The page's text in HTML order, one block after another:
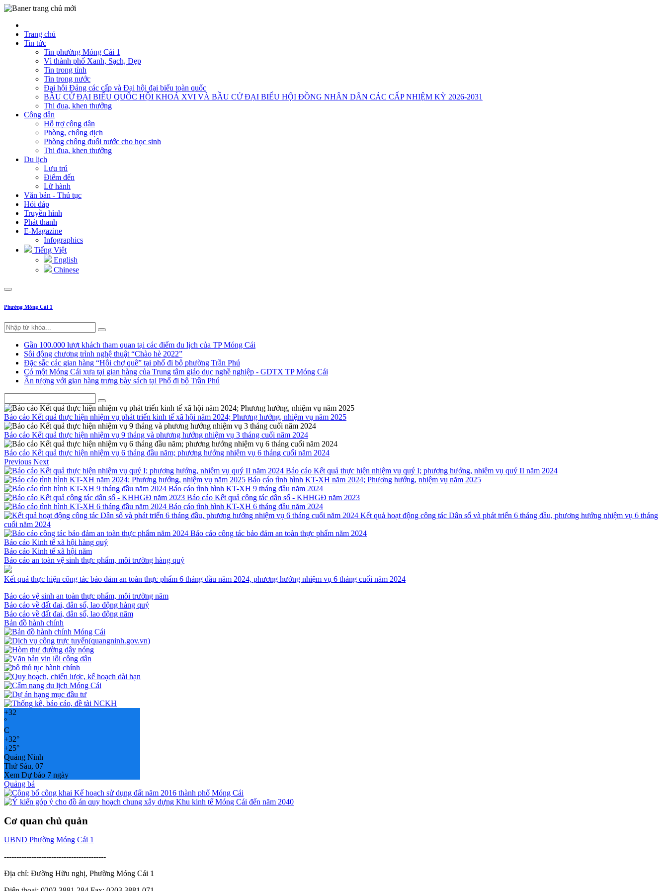
Trang chủ
Tin tức
Tin phường Móng Cái 1
Vì thành phố Xanh, Sạch, Đẹp
Tin trong tỉnh
Tin trong nước
Đại hội Đảng các cấp và Đại hội đại biểu toàn quốc
BẦU CỬ ĐẠI BIỂU QUỐC HỘI KHOÁ XVI VÀ BẦU CỬ ĐẠI BIỂU HỘI ĐỒNG NHÂN DÂN CÁC CẤP NHIỆM KỲ 2026-2031
Thi đua, khen thưởng
Công dân
Hỗ trợ công dân
Phòng, chống dịch
Phòng chống đuối nước cho học sinh
Thi đua, khen thưởng
Du lịch
Lưu trú
Điểm đến
Lữ hành
Văn bản - Thủ tục
Hỏi đáp
Truyền hình
Phát thanh
E-Magazine
Infographics
Tiếng Việt
English
Chinese
Phường Móng Cái 1
Gần 100.000 lượt khách tham quan tại các điểm du lịch của TP Móng Cái
Sôi động chương trình nghệ thuật “Chào hè 2022”
Đặc sắc các gian hàng “Hội chợ quê” tại phố đi bộ phường Trần Phú
Có một Móng Cái xưa tại gian hàng của Trung tâm giáo dục nghề nghiệp - GDTX TP Móng Cái
Ấn tượng với gian hàng trưng bày sách tại Phố đi bộ Trần Phú
Báo cáo Kết quả thực hiện nhiệm vụ phát triển kinh tế xã hội năm 2024; Phương hướng, nhiệm vụ năm 2025
Báo cáo Kết quả thực hiện nhiệm vụ 9 tháng và phương hướng nhiệm vụ 3 tháng cuối năm 2024
Báo cáo Kết quả thực hiện nhiệm vụ 6 tháng đầu năm; phương hướng nhiệm vụ 6 tháng cuối năm 2024
Previous Next
Báo cáo Kết quả thực hiện nhiệm vụ quý I; phương hướng, nhiệm vụ quý II năm 2024
Báo cáo tình hình KT-XH năm 2024; Phương hướng, nhiệm vụ năm 2025
Báo cáo tình hình KT-XH 9 tháng đầu năm 2024
Báo cáo Kết quả công tác dân số - KHHGĐ năm 2023
Báo cáo tình hình KT-XH 6 tháng đầu năm 2024
Kết quả hoạt động công tác Dân số và phát triển 6 tháng đầu, phương hướng nhiệm vụ 6 tháng
cuối năm 2024
Báo cáo công tác bảo đảm an toàn thực phẩm năm 2024
Báo cáo Kinh tế xã hội hàng quý
Báo cáo Kinh tế xã hội năm
Báo cáo an toàn vệ sinh thực phẩm, môi trường hàng quý
Kết quả thực hiện công tác bảo đảm an toàn thực phẩm 6 tháng đầu năm 2024, phương hướng nhiệm vụ 6 tháng cuối năm 2024
Báo cáo vệ sinh an toàn thực phẩm, môi trường năm
Báo cáo về đất đai, dân số, lao động hàng quý
Báo cáo về đất đai, dân số, lao động năm
Bản đồ hành chính
+32
°
C
+32°
+25°
Quảng Ninh
Thứ Sáu, 07
Xem Dự báo 7 ngày
Quảng bá
Cơ quan chủ quản
UBND Phường Móng Cái 1
-----------------------------------------
Địa chỉ: Đường Hữu nghị, Phường Móng Cái 1